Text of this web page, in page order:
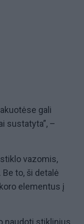
gali
sustatyta”, –
vazomis,
to, ši detalė
elementus į